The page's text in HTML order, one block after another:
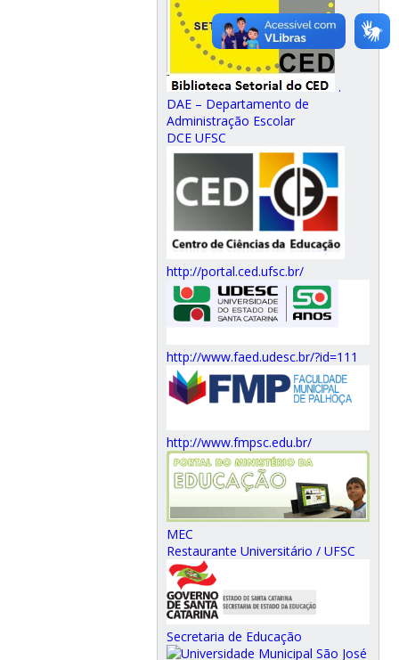
.
DAE – Departamento de
Administração Escolar
DCE UFSC
http://portal.ced.ufsc.br/
http://www.faed.udesc.br/?id=111
http://www.fmpsc.edu.br/
MEC
Restaurante Universitário / UFSC
Secretaria de Educação